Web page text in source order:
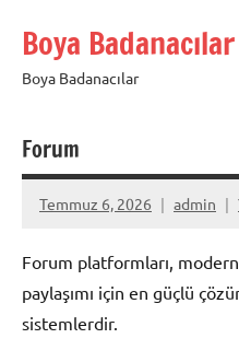
Boya Badanacılar
Boya Badanacılar
Forum
Temmuz 6, 2026 admin
Forum platformları,
paylaşımı için en güçlü
sistemlerdir.